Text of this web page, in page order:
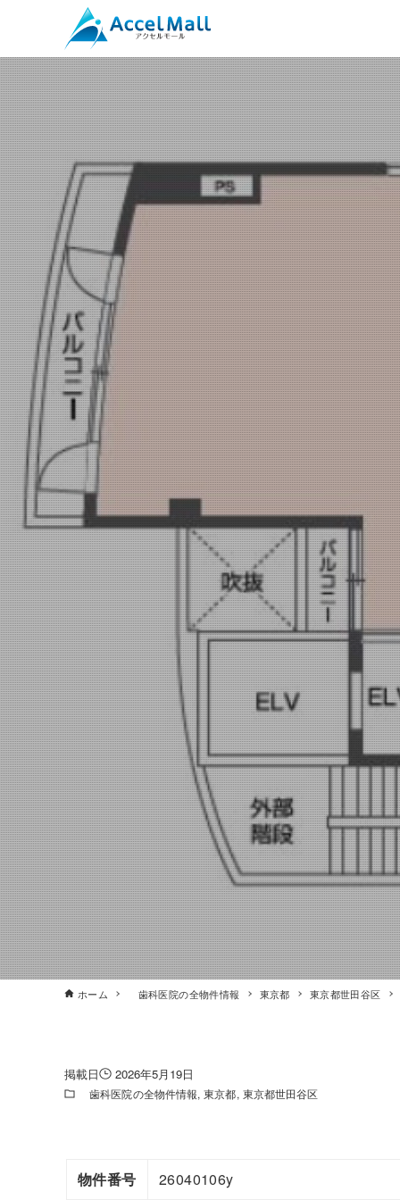
ホーム 歯科医院の全物件情報 東京都 東京都世田谷区
2026年5月19日
歯科医院の全物件情報 東京都 東京都世田谷区
物件番号 26040106y